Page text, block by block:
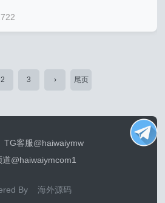
2 3 › 尾页
TG客服@haiwaiymw
道@haiwaiymcom1
By 海外源码